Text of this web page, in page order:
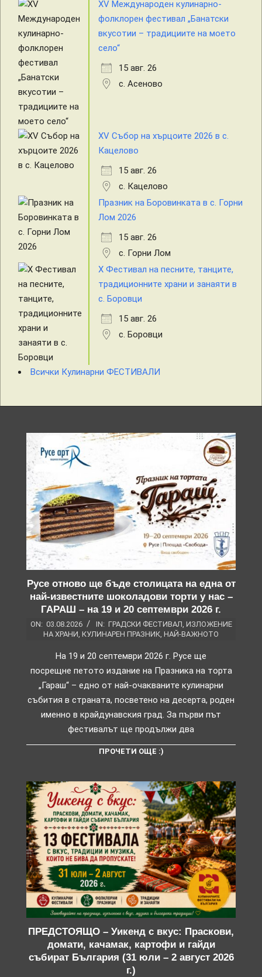
XV Международен кулинарно-
фолклорен фестивал „Банатски
вкусотии – традициите на моето
село“
15 авг. 26
с. Асеново
XV Събор на хърцоите 2026 в с.
Кацелово
15 авг. 26
с. Кацелово
Празник на Боровинката в с. Горни
Лом 2026
15 авг. 26
с. Горни Лом
X Фестивал на песните, танците,
традиционните храни и занаяти в
с. Боровци
15 авг. 26
с. Боровци
Всички Кулинарни ФЕСТИВАЛИ
Русе отново ще бъде столицата на една от
най-известните шоколадови торти у нас –
ГАРАШ – на 19 и 20 септември 2026 г.
ON: 03.08.2026 IN: ГРАДСКИ ФЕСТИВАЛ ИЗЛОЖЕНИЕ
НА ХРАНИ КУЛИНАРЕН ПРАЗНИК НАЙ-ВАЖНОТО
На 19 и 20 септември 2026 г. Русе ще
посрещне петото издание на Празника на торта
„Гараш“ – едно от най-очакваните кулинарни
събития в страната, посветено на десерта, роден
именно в крайдунавския град. За първи път
фестивалът ще продължи два
ПРОЧЕТИ ОЩЕ :)
ПРЕДСТОЯЩО – Уикенд с вкус: Праскови,
домати, качамак, картофи и гайди
събират България (31 юли – 2 август 2026
г.)